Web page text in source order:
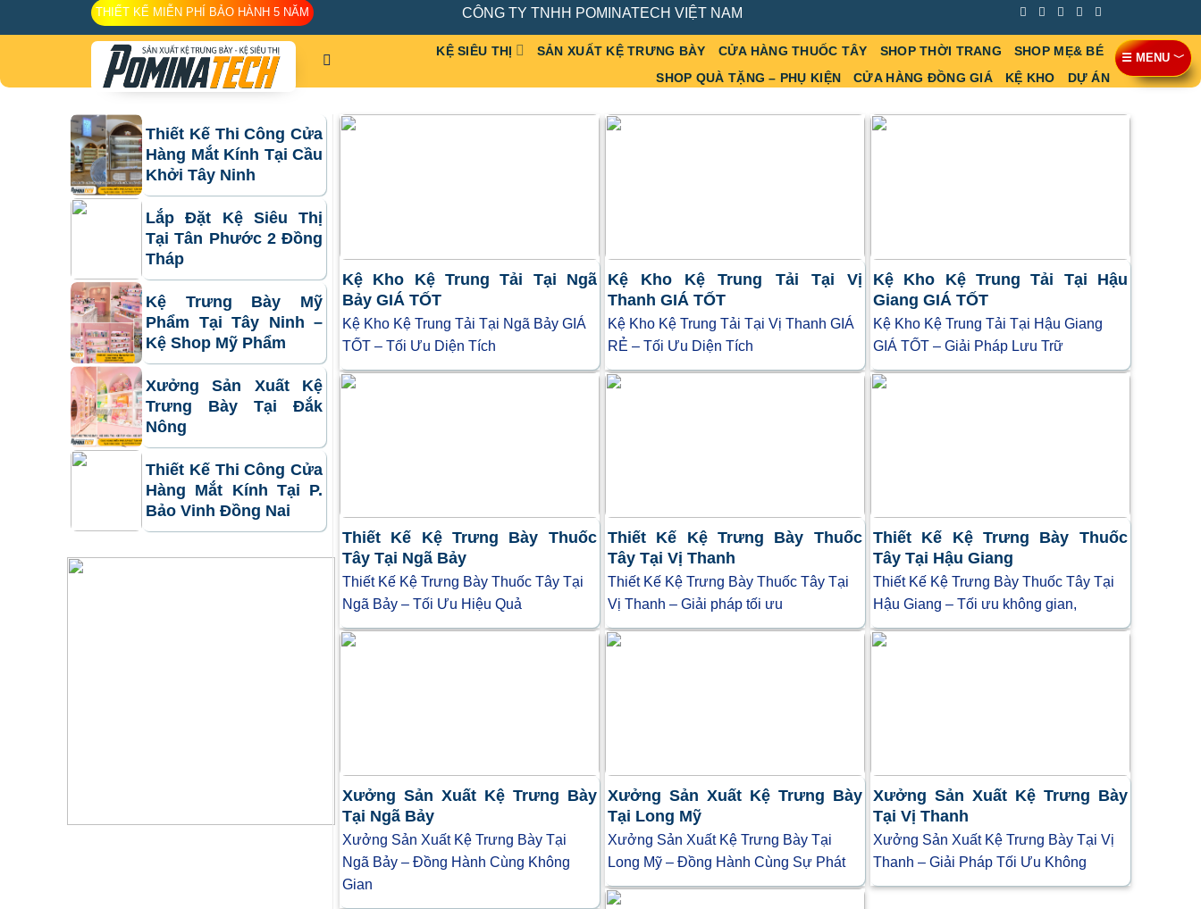
to
THIẾT KẾ MIỄN PHÍ BẢO HÀNH 5 NĂM CÔNG TY TNHH POMINATECH VIỆT NAM
KỆ SIÊU THỊ SẢN XUẤT KỆ TRƯNG BÀY CỬA HÀNG THUỐC TÂY SHOP THỜI TRANG
SHOP MẸ& BÉ
SHOP QUÀ TẶNG – PHỤ KIỆN
CỬA HÀNG ĐỒNG GIÁ KỆ KHO DỰ ÁN
Thiết Kế Thi Công Cửa
Hàng Mắt Kính Tại Cầu
Khởi Tây Ninh
Lắp Đặt Kệ Siêu Thị
Tại Tân Phước 2 Đồng
Tháp
Kệ Trưng Bày Mỹ
Phẩm Tại Tây Ninh –
Kệ Shop Mỹ Phẩm
Xưởng Sản Xuất Kệ
Trưng Bày Tại Đắk
Nông
Thiết Kế Thi Công Cửa
Hàng Mắt Kính Tại P.
Bảo Vinh Đồng Nai
Kệ Kho Kệ Trung Tải Tại Ngã
Bảy GIÁ TỐT
Kệ Kho Kệ Trung Tải Tại Ngã Bảy GIÁ
TỐT – Tối Ưu Diện Tích
Kệ Kho Kệ Trung Tải Tại Vị
Thanh GIÁ TỐT
Kệ Kho Kệ Trung Tải Tại Vị Thanh GIÁ
RẺ – Tối Ưu Diện Tích
Kệ Kho Kệ Trung Tải Tại Hậu
Giang GIÁ TỐT
Kệ Kho Kệ Trung Tải Tại Hậu Giang
GIÁ TỐT – Giải Pháp Lưu Trữ
Thiết Kế Kệ Trưng Bày Thuốc
Tây Tại Ngã Bảy
Thiết Kế Kệ Trưng Bày Thuốc Tây Tại
Ngã Bảy – Tối Ưu Hiệu Quả
Thiết Kế Kệ Trưng Bày Thuốc
Tây Tại Vị Thanh
Thiết Kế Kệ Trưng Bày Thuốc Tây Tại
Vị Thanh – Giải pháp tối ưu
Thiết Kế Kệ Trưng Bày Thuốc
Tây Tại Hậu Giang
Thiết Kế Kệ Trưng Bày Thuốc Tây Tại
Hậu Giang – Tối ưu không gian,
Xưởng Sản Xuất Kệ Trưng Bày
Tại Ngã Bảy
Xưởng Sản Xuất Kệ Trưng Bày Tại
Ngã Bảy – Đồng Hành Cùng Không
Gian
Xưởng Sản Xuất Kệ Trưng Bày
Tại Long Mỹ
Xưởng Sản Xuất Kệ Trưng Bày Tại
Long Mỹ – Đồng Hành Cùng Sự Phát
Xưởng Sản Xuất Kệ Trưng Bày
Tại Vị Thanh
Xưởng Sản Xuất Kệ Trưng Bày Tại Vị
Thanh – Giải Pháp Tối Ưu Không
☰ MENU ﹀